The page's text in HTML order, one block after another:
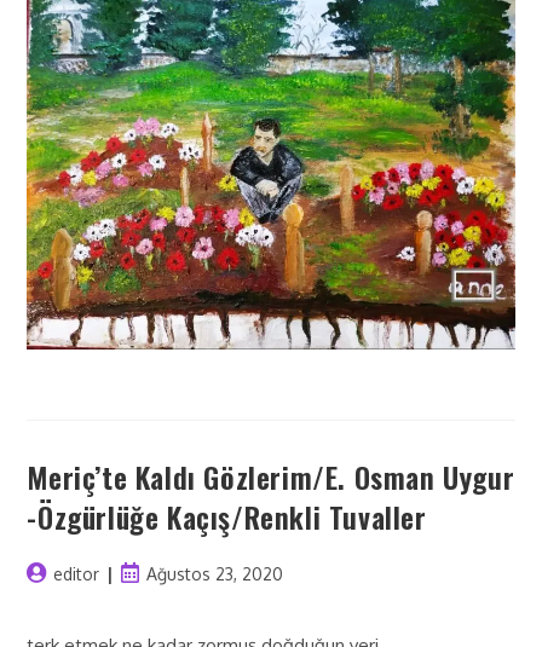
Meriç’te Kaldı Gözlerim/E. Osman Uygur
-Özgürlüğe Kaçış/Renkli Tuvaller
editor Ağustos 23, 2020